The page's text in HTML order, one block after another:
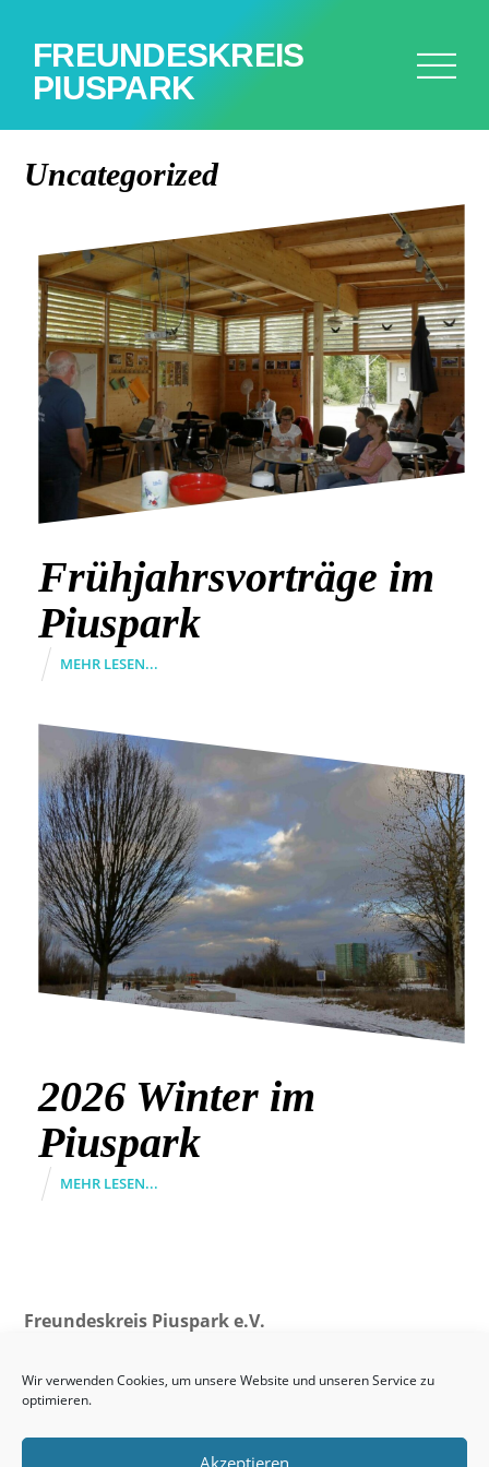
Wir verwenden Cookies, um unsere Website und unseren Service zu
optimieren.
Akzeptieren
FREUNDESKREIS
PIUSPARK
Uncategorized
Frühjahrsvorträge im
Piuspark
MEHR LESEN...
2026 Winter im
Piuspark
MEHR LESEN...
Freundeskreis Piuspark e.V.
Klaus Iffland, Joseph Jehlicka (Schriftführer), Maurizio
Grandesso (Kassier)
freundeskreis-piuspark@gmx.de